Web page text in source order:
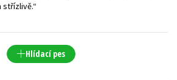
střízlivě.“
Hlídací pes